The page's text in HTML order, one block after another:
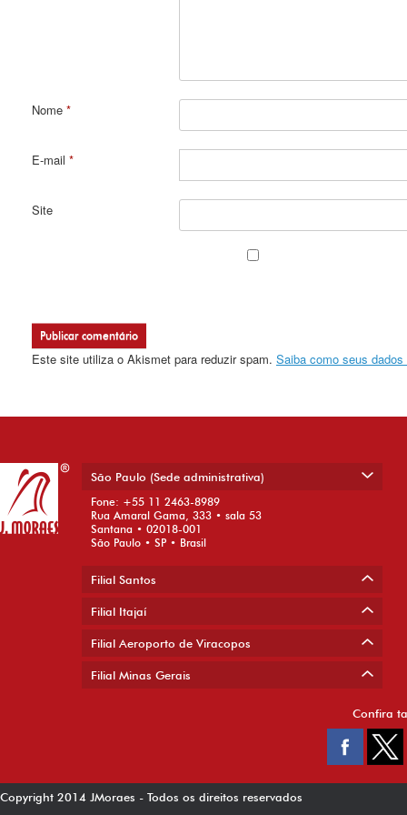
Nome *
E-mail *
Site
Este site utiliza o Akismet para reduzir spam. Saiba como seus
São Paulo (Sede administrativa)
Fone: +55 11 2463-8989
Rua Amaral Gama, 333 • sala 53
Santana • 02018-001
São Paulo • SP • Brasil
Filial Santos
Filial Itajaí
Filial Aeroporto de Viracopos
Filial Minas Gerais
Confira
Copyright 2014 JMoraes - Todos os direitos reservados